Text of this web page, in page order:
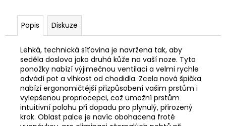
Popis Diskuze
Lehká, technická síťovina je navržena tak, aby
seděla doslova jako druhá kůže na vaší noze. Tyto
ponožky nabízí výjimečnou ventilaci a velmi rychle
odvádí pot a vlhkost od chodidla. Zcela nová špička
nabízí ergonomičtější přizpůsobení vašim prstům i
vylepšenou propriocepci, což umožní prstům
intuitivní polohu při dopadu pro plynulý, přirozený
krok. Oblast palce je navíc obohacena froté